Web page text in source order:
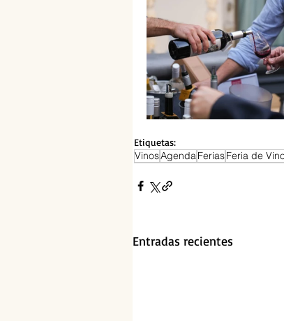
Etiquetas:
VinosAgendaFeriasFeria de
Entradas recientes